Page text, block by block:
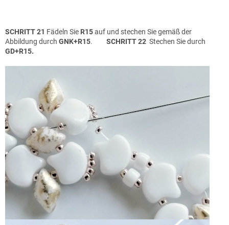
SCHRITT 21 Fädeln Sie R15auf und stechen Sie gemäß der
Abbildung durch GNK+R15. SCHRITT 22 Stechen Sie durch
GD+R15.